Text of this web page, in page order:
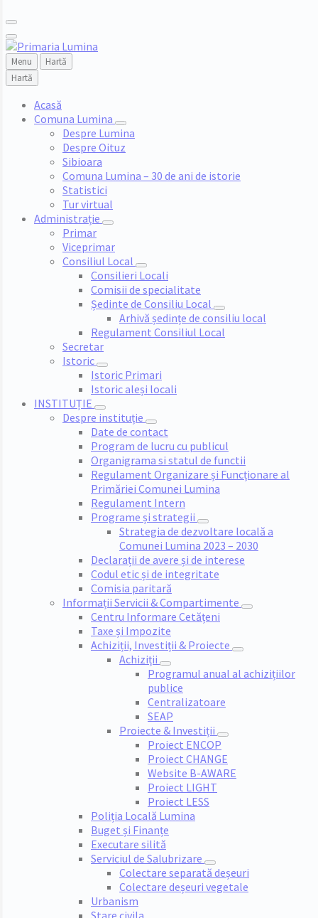
Menu
Hartă
Hartă
Acasă
Comuna Lumina
Despre Lumina
Despre Oituz
Sibioara
Comuna Lumina – 30 de ani de istorie
Statistici
Tur virtual
Administrație
Primar
Viceprimar
Consiliul Local
Consilieri Locali
Comisii de specialitate
Ședinte de Consiliu Local
Arhivă ședințe de consiliu local
Regulament Consiliul Local
Secretar
Istoric
Istoric Primari
Istoric aleși locali
INSTITUȚIE
Despre instituție
Date de contact
Program de lucru cu publicul
Organigrama si statul de functii
Regulament Organizare și Funcționare al
Primăriei Comunei Lumina
Regulament Intern
Programe și strategii
Strategia de dezvoltare locală a
Comunei Lumina 2023 – 2030
Declarații de avere și de interese
Codul etic și de integritate
Comisia paritară
Informații Servicii & Compartimente
Centru Informare Cetățeni
Taxe și Impozite
Achiziții, Investiții & Proiecte
Achiziții
Programul anual al achizițiilor
publice
Centralizatoare
SEAP
Proiecte & Investiții
Proiect ENCOP
Proiect CHANGE
Website B-AWARE
Proiect LIGHT
Proiect LESS
Poliția Locală Lumina
Buget și Finanțe
Executare silită
Serviciul de Salubrizare
Colectare separată deșeuri
Colectare deșeuri vegetale
Urbanism
Stare civila